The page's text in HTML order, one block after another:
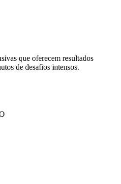
que oferecem resultados
de desafios intensos.